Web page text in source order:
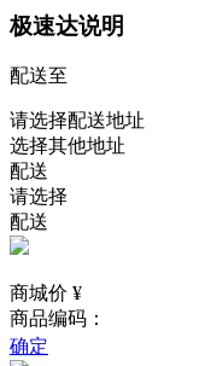
极速达说明
配送至
请选择配送地址
选择其他地址
配送
请选择
配送
商城价 ¥
商品编码：
确定